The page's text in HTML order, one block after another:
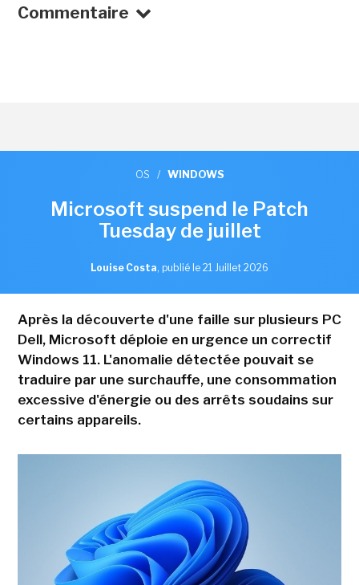
Commentaire
OS / WINDOWS
Microsoft suspend le Patch
Tuesday de juillet
Louise Costa, publié le 21 Juillet 2026
Après la découverte d'une faille sur plusieurs PC
Dell, Microsoft déploie en urgence un correctif
Windows 11. L'anomalie détectée pouvait se
traduire par une surchauffe, une consommation
excessive d'énergie ou des arrêts soudains sur
certains appareils.